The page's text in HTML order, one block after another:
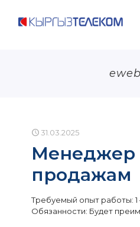
31.03.2025
Менеджер
продажам
Требуемый опыт работы:
Обязанности: Будет